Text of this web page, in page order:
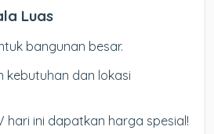
Luas
bangunan besar.
kebutuhan dan lokasi
hari ini dapatkan harga spesial!